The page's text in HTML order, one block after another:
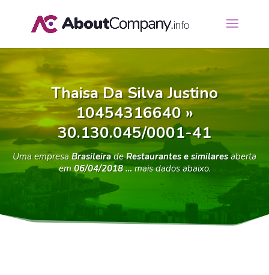
Thaisa Da Silva Justino
10454316640 »
30.130.045/0001-41
Uma empresa BrasileiradeRestaurantes e similaresaberta
em06/04/2018 …mais dados abaixo.